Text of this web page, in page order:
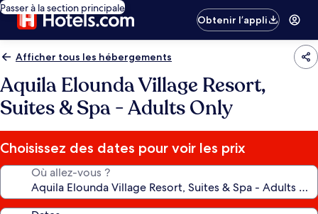
Passer à la section principale
Obtenir l’appli
Afficher tous les hébergements
Aquila Elounda Village Resort,
Suites & Spa - Adults Only
Choisissez des dates pour voir les prix
Où allez-vous ?